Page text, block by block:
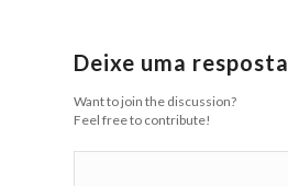
Deixe uma resposta
Want to join the discussion?
Feel free to contribute!